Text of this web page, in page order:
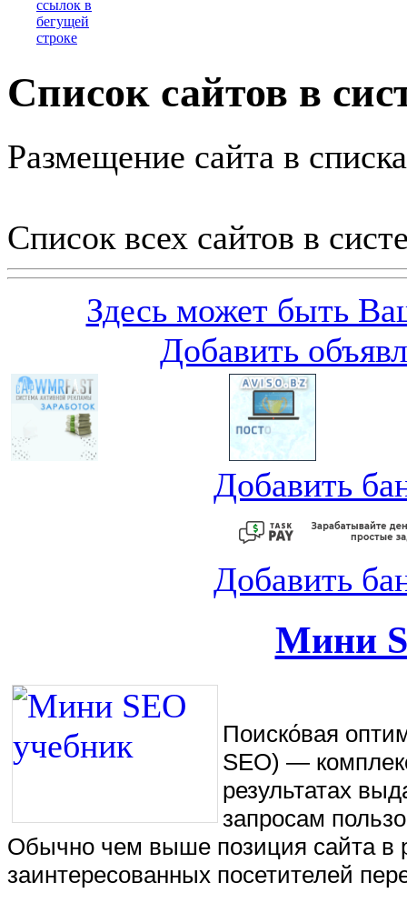
Список сайтов в
Размещение сайта в
Список всех сайтов в
Здесь может быть
Добавить
Добавить
Добавить
Мини
Поиско́вая
SEO) —
результатах
запросам
Обычно чем выше позиция сайта в
заинтересованных посетителей